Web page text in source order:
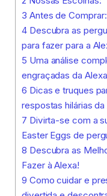
3 Antes de
4Descubra as
para fazer para a
5 Uma análise
engraçadas da Alexa
6 Dicas e truques
respostas hilárias da
7 Divirta-se com a
Easter Eggs de
8 Descubra as
Fazer à Alexa!
9 Como cuidar e